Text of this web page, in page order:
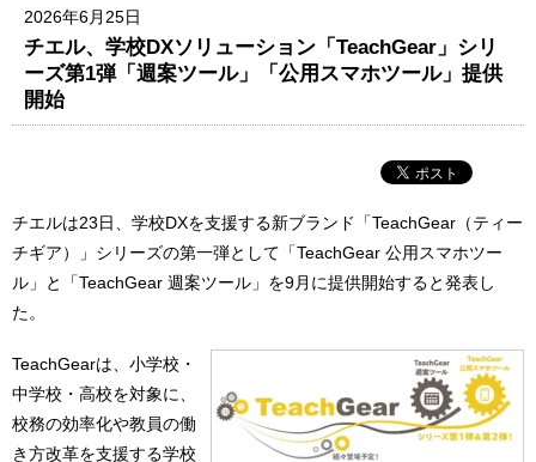
2026年6月25日
チエル、学校DXソリューション「TeachGear」シリ
ーズ第1弾「週案ツール」「公用スマホツール」提供
開始
チエルは23日、学校DXを支援する新ブランド「TeachGear（ティー
チギア）」シリーズの第一弾として「TeachGear 公用スマホツー
ル」と「TeachGear 週案ツール」を9月に提供開始すると発表し
た。
TeachGearは、小学校・
中学校・高校を対象に、
校務の効率化や教員の働
き方改革を支援する学校